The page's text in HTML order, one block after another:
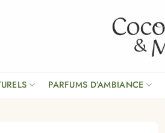
PARFUMS D’AMBIANCE